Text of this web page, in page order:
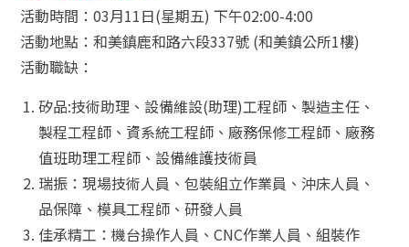
活動時間：03月11日(星期五) 下午02:00-4:00
活動地點：和美鎮鹿和路六段337號 (和美鎮公所1樓)
活動職缺：
矽品:技術助理、設備維設(助理)工程師、製造主任、
製程工程師、資系統工程師、廠務保修工程師、廠務
值班助理工程師、設備維護技術員
瑞振：現場技術人員、包裝組立作業員、沖床人員、
品保障、模具工程師、研發人員
佳承精工：機台操作人員、CNC作業人員、組裝作